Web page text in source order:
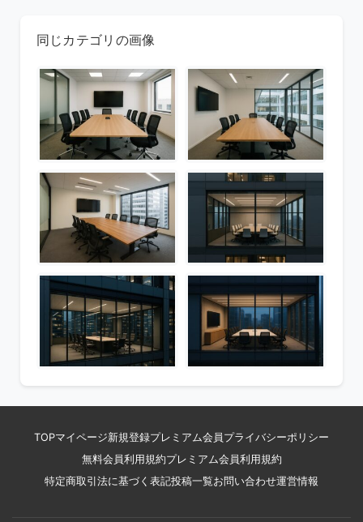
同じカテゴリの画像
TOPマイページ新規登録プレミアム会員 プライバシーポリシー
無料会員利用規約プレミアム会員利用規約
特定商取引法に基づく表記投稿一覧お問い合わせ運営情報